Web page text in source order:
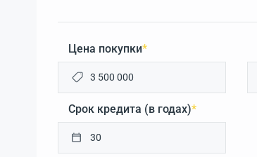
Цена покупки*
Срок кредита (в годах)*